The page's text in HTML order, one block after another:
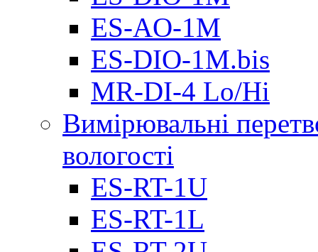
ES-AO-1М
ES-DIO-1M.bis
MR-DI-4 Lo/Hi
Вимірювальні
вологості
ES-RT-1U
ES-RT-1L